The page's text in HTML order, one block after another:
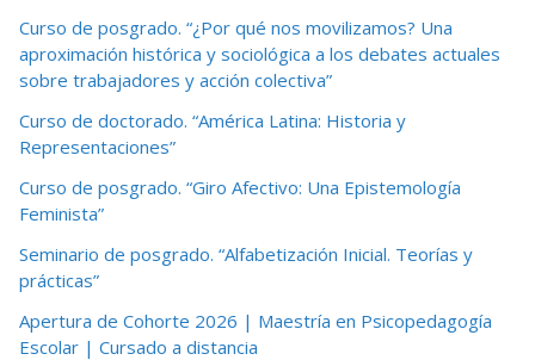
Curso de posgrado. “¿Por qué nos movilizamos? Una
aproximación histórica y sociológica a los debates actuales
sobre trabajadores y acción colectiva”
Curso de doctorado. “América Latina: Historia y
Representaciones”
Curso de posgrado. “Giro Afectivo: Una Epistemología
Feminista”
Seminario de posgrado. “Alfabetización Inicial. Teorías y
prácticas”
Apertura de Cohorte 2026 | Maestría en Psicopedagogía
Escolar | Cursado a distancia